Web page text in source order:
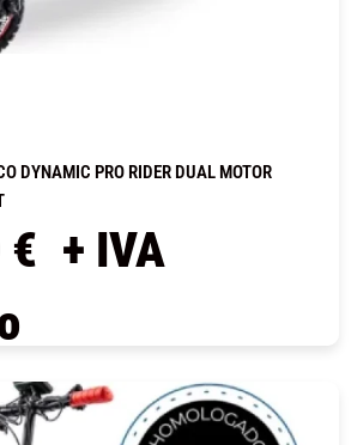
DYNAMIC PRO RIDER DUAL MOTOR
€ + IVA
COMPRAR